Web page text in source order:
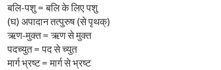
बलि-पशु = बलि के लिए पशु
(घ) अपादान तत्पुरुष (से पृथक्)
ऋण-मुक्त = ऋण से मुक्त
पदच्युत = पद से च्युत
मार्ग भ्रष्ट = मार्ग से भ्रष्ट